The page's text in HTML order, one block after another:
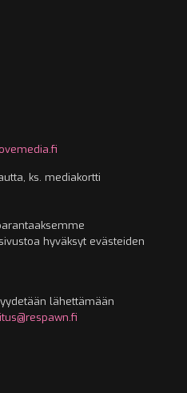
ks. mediakortti
hyväksyt evästeiden
lähettämään